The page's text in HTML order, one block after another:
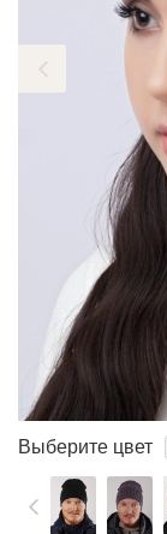
Выберите цвет